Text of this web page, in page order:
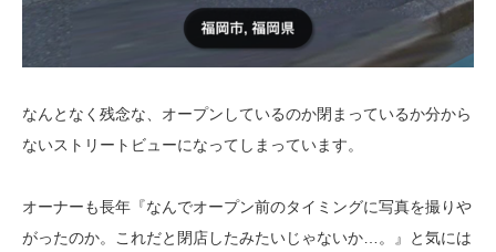
なんとなく残念な、オープンしているのか閉まっているか分から
ないストリートビューになってしまっています。
オーナーも長年『なんでオープン前のタイミングに写真を撮りや
がったのか。これだと閉店したみたいじゃないか…。』と気には